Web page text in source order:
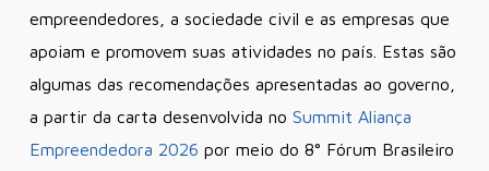
empreendedores, a sociedade civil e as empresas que
apoiam e promovem suas atividades no país. Estas são
algumas das recomendações apresentadas ao governo,
a partir da carta desenvolvida no Summit Aliança
Empreendedora 2026 por meio do 8° Fórum Brasileiro